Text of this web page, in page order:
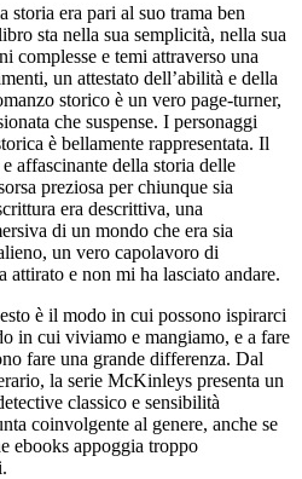
era pari al suo trama ben
sta nella sua semplicità, nella sua
complesse e temi attraverso una
un attestato dell’abilità e della
storico è un vero page-turner,
che suspense. I personaggi
è bellamente rappresentata. Il
affascinante della storia delle
preziosa per chiunque sia
era descrittiva, una
di un mondo che era sia
un vero capolavoro di
attirato e non mi ha lasciato andare.
è il modo in cui possono ispirarci
in cui viviamo e mangiamo, e a fare
fare una grande differenza. Dal
la serie McKinleys presenta un
classico e sensibilità
coinvolgente al genere, anche se
ebooks appoggia troppo